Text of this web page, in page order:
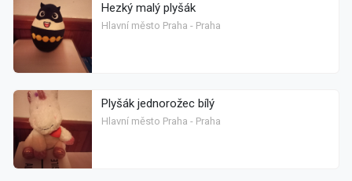
Hezký malý plyšák
Hlavní město Praha - Praha
Plyšák jednorožec bílý
Hlavní město Praha - Praha